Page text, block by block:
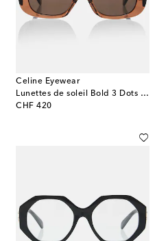
Celine Eyewear
Lunettes de soleil Bold 3 Dots rectangulaires
CHF 420
original price